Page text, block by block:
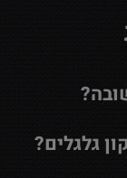
גלגלים?